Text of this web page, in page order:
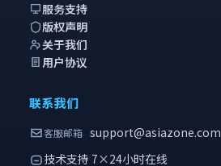
服务支持
版权声明
关于我们
用户协议
联系我们
客服邮箱 support@asiazone.com
技术支持 7×24小时在线